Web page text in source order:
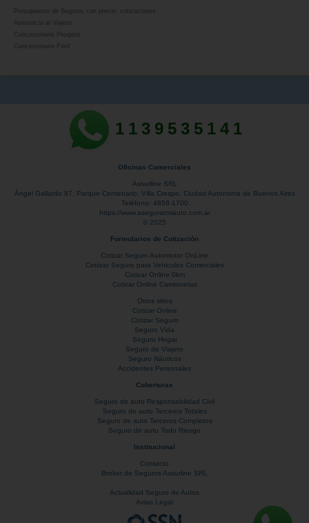
Presupuesto de Seguros con precio, cotizaciones.
1139535141
Oficinas Comerciales
Assurline SRL
Ángel Gallardo 87 , Parque Centenario, Villa Crespo
Ciudad Autonoma de Buenos Aires
Teléfono: 4858-1700
https://www.asegurarmiauto.com.ar
© 2025
Formularios de Cotización
Cotizar Seguro Automotor OnLine
Cotiizar Seguro para Vehiculos Comerciales
Cotizar Online 0km
Cotizar Online Camionetas
Otros sitios
Cotizar Online
Cotizar Seguro
Seguro Vida
Seguro Hogar
Seguro de Viajero
Seguro Náuticos
Accidentes Personales
Coberturas
Seguro de auto Responsabilidad Civil
Seguro de auto Terceros Totales
Seguro de auto Terceros Completos
Seguro de auto Todo Riesgo
Institucional
Contacto
Broker de Seguros Assurline SRL
Actualidad Seguro de Autos
Aviso Legal